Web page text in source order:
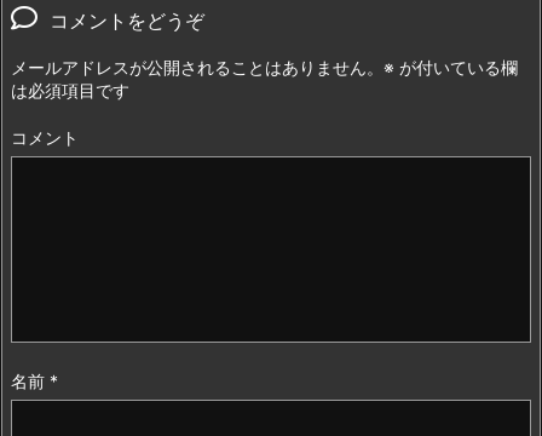
コメントをどうぞ
メールアドレスが公開されることはありません。 ※ が付いている欄
は必須項目です
コメント
名前 *